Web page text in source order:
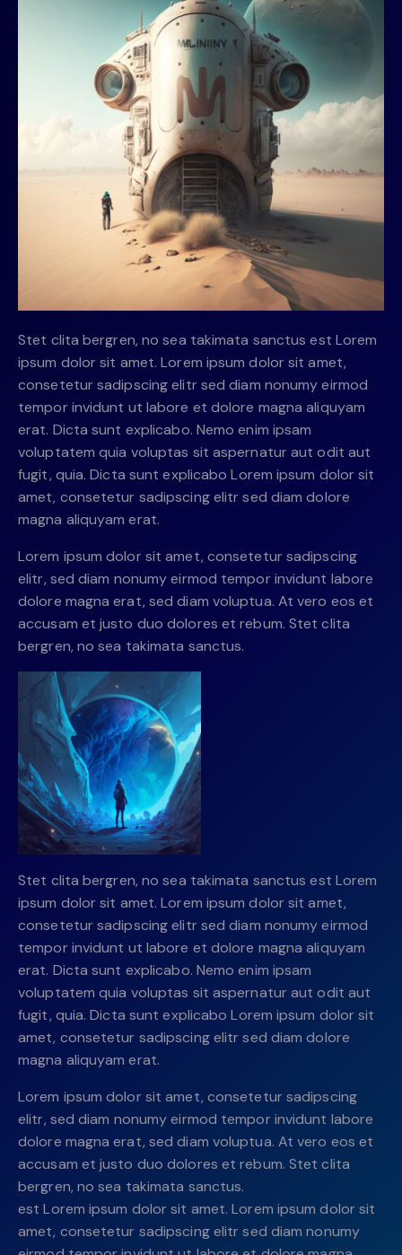
Stet clita bergren, no sea takimata sanctus est Lorem
ipsum dolor sit amet. Lorem ipsum dolor sit amet,
consetetur sadipscing elitr sed diam nonumy eirmod
tempor invidunt ut labore et dolore magna aliquyam
erat. Dicta sunt explicabo. Nemo enim ipsam
voluptatem quia voluptas sit aspernatur aut odit aut
fugit, quia. Dicta sunt explicabo Lorem ipsum dolor sit
amet, consetetur sadipscing elitr sed diam dolore
magna aliquyam erat.
Lorem ipsum dolor sit amet, consetetur sadipscing
elitr, sed diam nonumy eirmod tempor invidunt labore
dolore magna erat, sed diam voluptua. At vero eos et
accusam et justo duo dolores et rebum. Stet clita
bergren, no sea takimata sanctus.
Stet clita bergren, no sea takimata sanctus est Lorem
ipsum dolor sit amet. Lorem ipsum dolor sit amet,
consetetur sadipscing elitr sed diam nonumy eirmod
tempor invidunt ut labore et dolore magna aliquyam
erat. Dicta sunt explicabo. Nemo enim ipsam
voluptatem quia voluptas sit aspernatur aut odit aut
fugit, quia. Dicta sunt explicabo Lorem ipsum dolor sit
amet, consetetur sadipscing elitr sed diam dolore
magna aliquyam erat.
Lorem ipsum dolor sit amet, consetetur sadipscing
elitr, sed diam nonumy eirmod tempor invidunt labore
dolore magna erat, sed diam voluptua. At vero eos et
accusam et justo duo dolores et rebum. Stet clita
bergren, no sea takimata sanctus.
est Lorem ipsum dolor sit amet. Lorem ipsum dolor sit
amet, consetetur sadipscing elitr sed diam nonumy